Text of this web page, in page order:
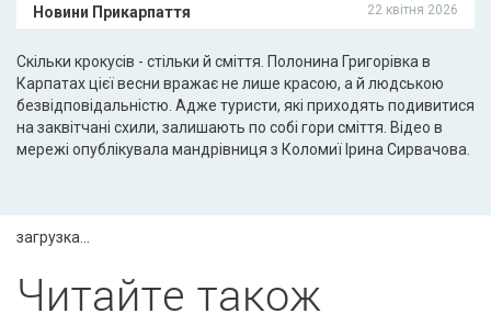
Новини Прикарпаття 22 квітня 2026
Скільки крокусів - стільки й сміття. Полонина Григорівка в
Карпатах цієї весни вражає не лише красою, а й людською
безвідповідальністю. Адже туристи, які приходять подивитися
на заквітчані схили, залишають по собі гори сміття. Відео в
мережі опублікувала мандрівниця з Коломиї Ірина Сирвачова.
загрузка...
Читайте також